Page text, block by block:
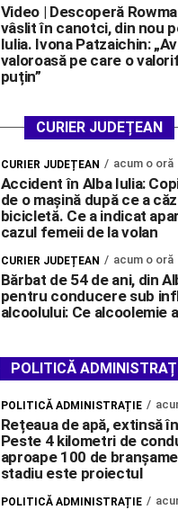
Video | Descoperă
vâslit în canotci, din nou
Iulia. Ivona Patzaichin:
valoroasă pe care o
puțin”
CURIER JUDEȚEAN
CURIER JUDEȚEAN acum o oră
Accident în Alba Iulia:
de o mașină după ce a
bicicletă. Ce a indicat
cazul femeii de la volan
CURIER JUDEȚEAN acum o oră
Bărbat de 54 de ani, din
pentru conducere sub
alcoolului: Ce alcoolemie
POLITICĂ
POLITICĂ ADMINISTRAȚIE
Rețeaua de apă, extinsă
Peste 4 kilometri de
aproape 100 de
stadiu este proiectul
POLITICĂ ADMINISTRAȚIE